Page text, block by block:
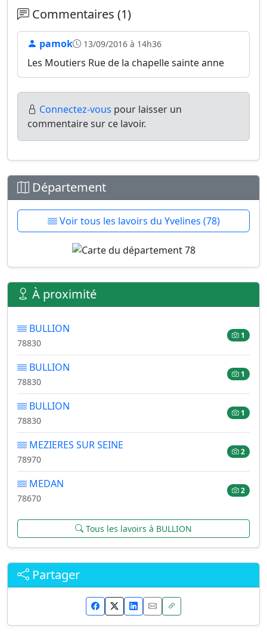
Commentaires (1)
pamok 13/09/2016 à 14h36
Les Moutiers Rue de la chapelle sainte anne
Connectez-vous pour laisser un
commentaire sur ce lavoir.
Département
Voir tous les lavoirs du Yvelines (78)
À proximité
BULLION
78830
1
BULLION
78830
1
BULLION
78830
1
MEZIERES SUR SEINE
78970
2
MEDAN
78670
2
Tous les lavoirs à BULLION
Partager